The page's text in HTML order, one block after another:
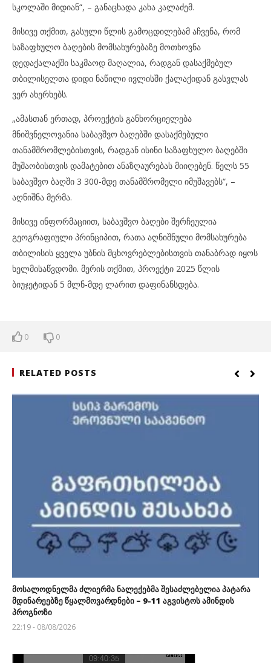
სკოლაში მიდიან“, – განაცხადა კახა კალაძემ.
მისივე თქმით, გასული წლის გამოცდილებამ აჩვენა, რომ
საზაფხულო ბაღების მომსახურებაზე მოთხოვნა
დედაქალაქში საკმაოდ მაღალია, რადგან დასაქმებულ
თბილისელთა დიდი ნაწილი ივლისში ქალაქიდან გასვლას
ვერ ახერხებს.
„ამასთან ერთად, პროექტის განხორციელება
მნიშვნელოვანია საბავშვო ბაღებში დასაქმებული
თანამშრომლებისთვის, რადგან ისინი საზაფხულო ბაღებში
მუშაობისთვის დამატებით ანაზღაურებას მიიღებენ. წელს 55
საბავშვო ბაღში 3 300-მდე თანამშრომელი იმუშავებს“, –
აღნიშნა მერმა.
მისივე ინფორმაციით, საბავშვო ბაღები შერჩეულია
გეოგრაფიული პრინციპით, რათა აღნიშნული მომსახურება
თბილისის ყველა უბნის მცხოვრებლებისთვის თანაბრად იყოს
ხელმისაწვდომი. მერის თქმით, პროექტი 2025 წლის
ბიუჯეტიდან 5 მლნ-მდე ლარით დაფინანსდება.
0 0
RELATED POSTS
მოსალოდნელმა ძლიერმა ნალექებმა შესაძლებელია პატარა
მდინარეებზე წყალმოვარდნები – 9-11 აგვისტოს ამინდის
პროგნოზი
22:19 - 08/08/2026